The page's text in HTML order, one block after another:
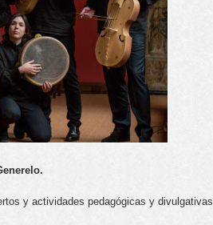
y actividades pedagógicas y divulgativas